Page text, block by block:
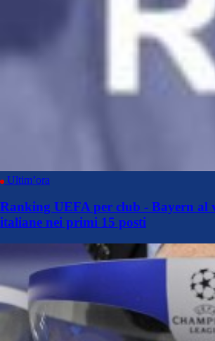
Ultim’ora
Ranking UEFA per club - Bayern al
italiane nei primi 15 posti